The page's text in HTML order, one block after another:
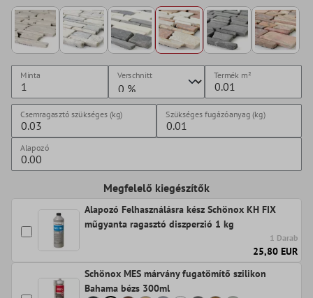
Minta Verschnitt Termék m²
Csemragasztó szükséges (kg) Szükséges fugázóanyag (kg)
Alapozó
Megfelelő kiegészítők
Alapozó Felhasználásra kész Schönox KH FIX
műgyanta ragasztó diszperzió 1 kg
1 Darab
25,80 EUR
Schönox MES márvány fugatömítő szilikon
Bahama bézs 300ml